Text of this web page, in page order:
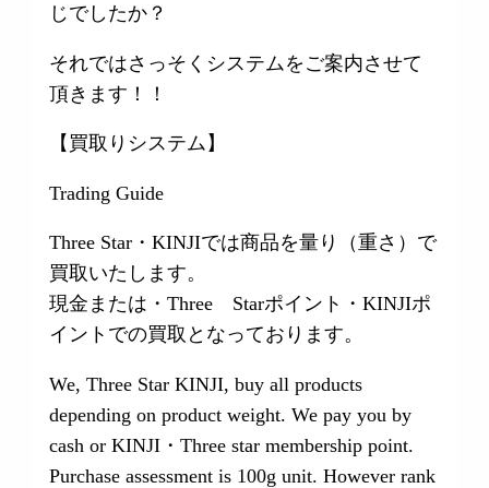
じでしたか？
それではさっそくシステムをご案内させて
頂きます！！
【買取りシステム】
Trading Guide
Three Star・KINJIでは商品を量り（重さ）で
買取いたします。
現金または・Three Starポイント・KINJIポ
イントでの買取となっております。
We, Three Star KINJI, buy all products
depending on product weight. We pay you by
cash or KINJI・Three star membership point.
Purchase assessment is 100g unit. However rank